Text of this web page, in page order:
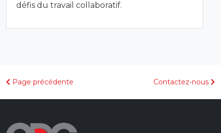
défis du travail collaboratif.
Page précédente Contactez-nous